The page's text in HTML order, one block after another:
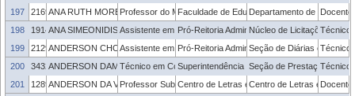
197
2169089ANA RUTH MORESCO MIRANDAProfessor do Magistério Superior
Faculdade de EducaçãoDepartamento de Ensino
Docente
198
1914680ANA SIMEONIDIS Assistente em AdministraçãoPró-Reitoria AdministrativaNúcleo de LicitaçõesTécnico
199
2129919ANDERSON CHOLLETAssistente em AdministraçãoPró-Reitoria AdministrativaSeção de Diárias eTécnico
200
3432210ANDERSON DAMASCENO RAUPP
Técnico em ContabilidadeSuperintendência de Inovação e
Seção de Prestação de
Técnico
201
1289355ANDERSON DA VEIGA BARBOSA
Professor SubstitutoCentro de Letras e Comunicação
Centro de Letras eDocente